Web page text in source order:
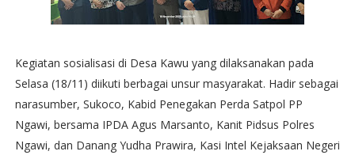
Kegiatan sosialisasi di Desa Kawu yang dilaksanakan pada
Selasa (18/11) diikuti berbagai unsur masyarakat. Hadir sebagai
narasumber, Sukoco, Kabid Penegakan Perda Satpol PP
Ngawi, bersama IPDA Agus Marsanto, Kanit Pidsus Polres
Ngawi, dan Danang Yudha Prawira, Kasi Intel Kejaksaan Negeri